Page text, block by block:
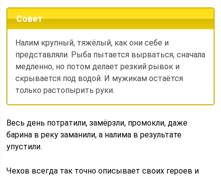
Совет
Налим крупный, тяжёлый, как они себе и
представляли. Рыба пытается вырваться, сначала
медленно, но потом делает резкий рывок и
скрывается под водой. И мужикам остаётся
только растопырить руки.
Весь день потратили, замёрзли, промокли, даже
барина в реку заманили, а налима в результате
упустили.
Чехов всегда так точно описывает своих героев и